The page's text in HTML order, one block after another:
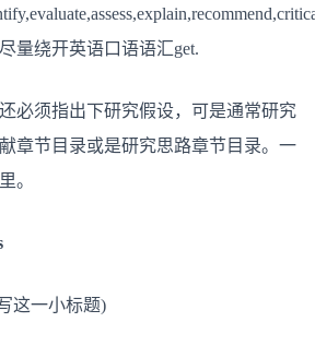
量绕开英语口语语汇get.
必须指出下研究假设，可是通常研究
章节目录或是研究思路章节目录。一
。
这一小标题)